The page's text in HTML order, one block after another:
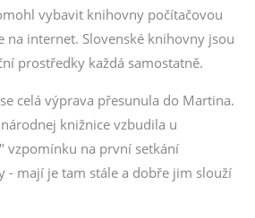
vybavit knihovny počítačovou
na internet. Slovenské knihovny jsou
prostředky každá samostatně.
celá výprava přesunula do Martina.
knižnice vzbudila u
vzpomínku na první setkání
- mají je tam stále a dobře jim slouží